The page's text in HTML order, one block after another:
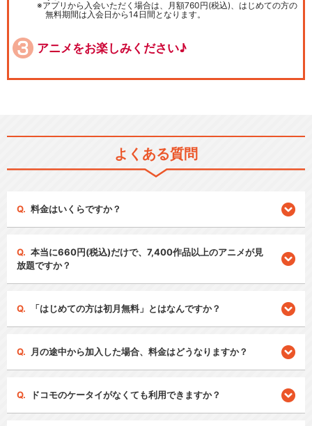
アプリから入会いただく場合は、月額760円(税込)、はじめての方の
無料期間は入会日から14日間となります。
アニメをお楽しみください♪
よくある質問
料金はいくらですか？
本当に660円(税込)だけで、7,400作品以上のアニメが見
放題ですか？
「はじめての方は初月無料」とはなんですか？
月の途中から加入した場合、料金はどうなりますか？
ドコモのケータイがなくても利用できますか？